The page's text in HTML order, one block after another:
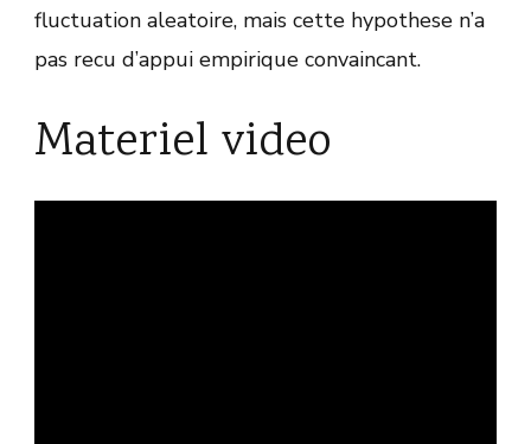
fluctuation aleatoire, mais cette hypothese n’a
pas recu d’appui empirique convaincant.
Materiel video